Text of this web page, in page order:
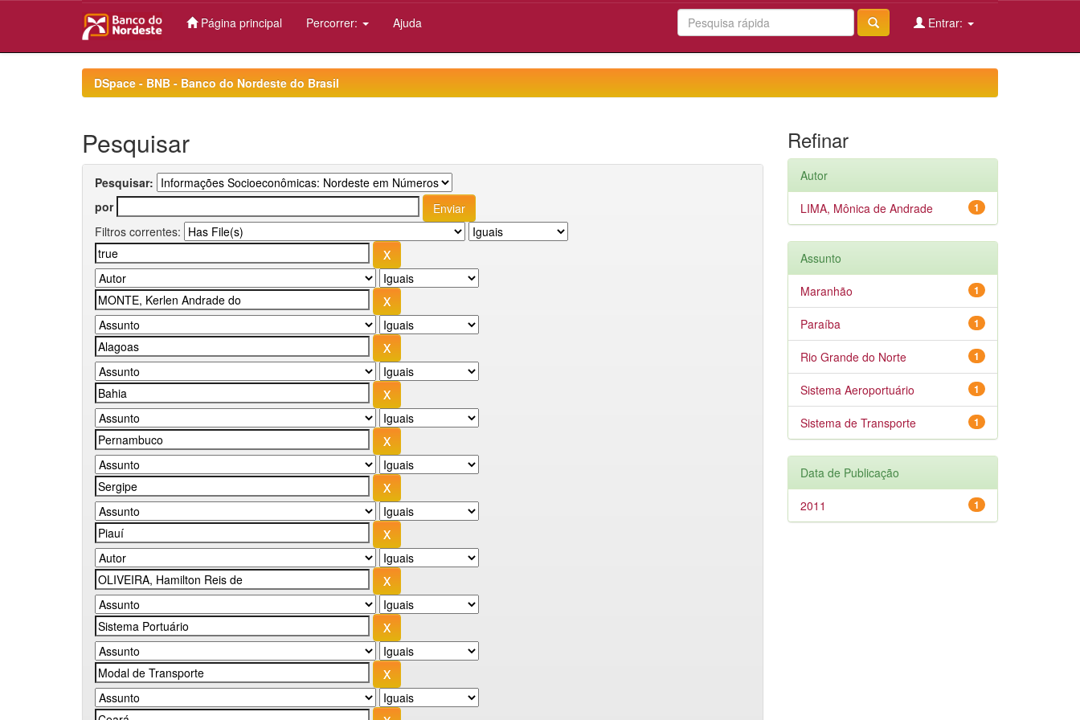
Página principal Percorrer: Ajuda Entrar:
DSpace - BNB - Banco do Nordeste do Brasil
Pesquisar
Pesquisar:
por
Filtros correntes:
Refinar
Autor
1
LIMA, Mônica de Andrade
Assunto
1
Maranhão
1
Paraíba
1
Rio Grande do Norte
1
Sistema Aeroportuário
1
Sistema de Transporte
Data de Publicação
1
2011